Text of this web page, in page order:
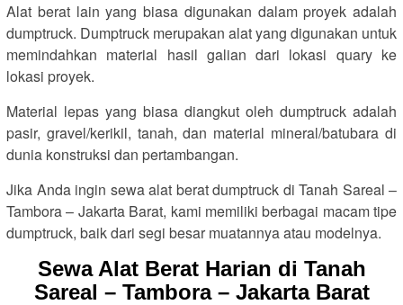
Alat berat lain yang biasa digunakan dalam proyek adalah
dumptruck. Dumptruck merupakan alat yang digunakan untuk
memindahkan material hasil galian dari lokasi quary ke
lokasi proyek.
Material lepas yang biasa diangkut oleh dumptruck adalah
pasir, gravel/kerikil, tanah, dan material mineral/batubara di
dunia konstruksi dan pertambangan.
Jika Anda ingin sewa alat berat dumptruck di Tanah Sareal –
Tambora – Jakarta Barat, kami memiliki berbagai macam tipe
dumptruck, baik dari segi besar muatannya atau modelnya.
Sewa Alat Berat Harian di Tanah
Sareal – Tambora – Jakarta Barat